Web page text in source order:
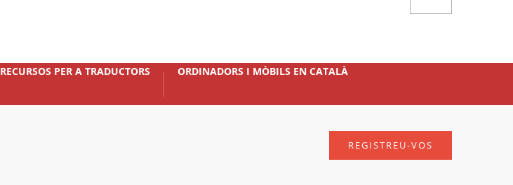
RECURSOS PER A TRADUCTORS ORDINADORS I MÒBILS EN CATALÀ
REGISTREU-VOS